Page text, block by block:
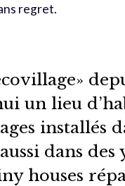
regret.
un lieu
installés
dans des
houses